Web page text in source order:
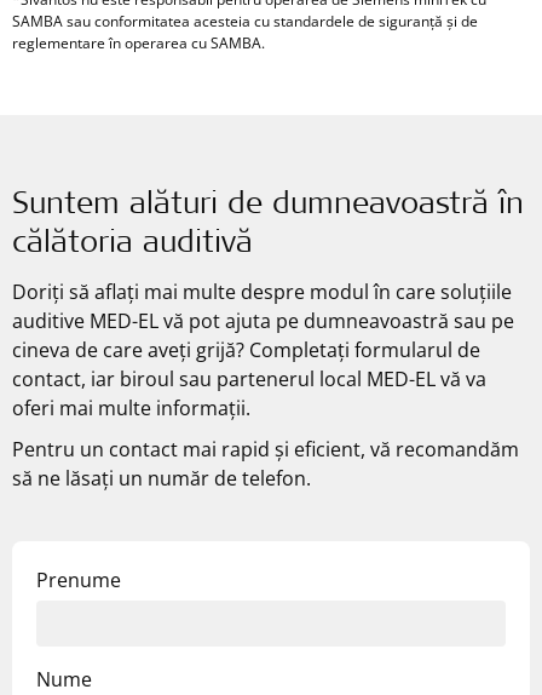
SAMBA sau conformitatea acesteia cu standardele de siguranță și de
reglementare în operarea cu SAMBA.
Suntem alături de dumneavoastră în
călătoria auditivă
Doriți să aflați mai multe despre modul în care soluțiile
auditive MED-EL vă pot ajuta pe dumneavoastră sau pe
cineva de care aveți grijă? Completați formularul de
contact, iar biroul sau partenerul local MED-EL vă va
oferi mai multe informații.
Pentru un contact mai rapid și eficient, vă recomandăm
să ne lăsați un număr de telefon.
Prenume
Nume